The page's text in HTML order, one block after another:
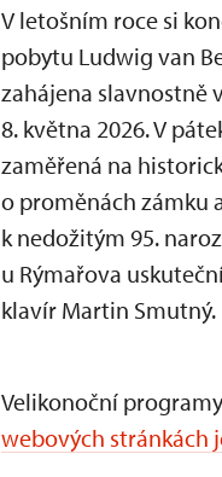
V letošním roce si
pobytu Ludwig van
zahájena slavnostně
8. května 2026. V
zaměřená na
o proměnách zámku
k nedožitým 95.
u Rýmařova
klavír Martin Smutný.
Velikonoční
webových stránkách